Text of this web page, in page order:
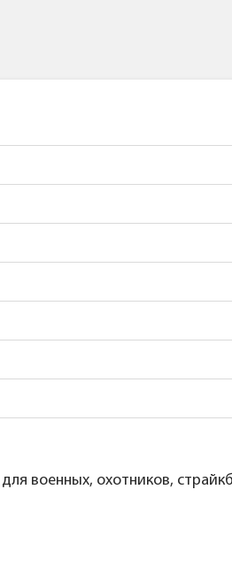
военных, охотников,